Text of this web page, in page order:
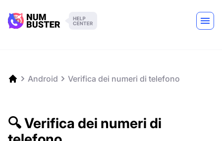
Android Verifica dei numeri di telefono
🔍 Verifica dei numeri di